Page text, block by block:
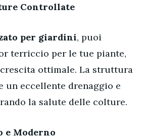
Controllate
per giardini, puoi
terriccio per le tue piante,
ottimale. La struttura
un eccellente drenaggio e
la salute delle colture.
e Moderno